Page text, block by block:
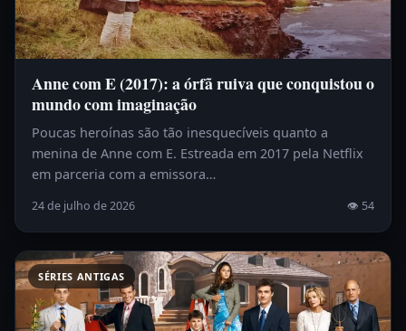
Anne com E (2017): a órfã ruiva que conquistou o
mundo com imaginação
Poucas heroínas são tão inesquecíveis quanto a
menina de Anne com E. Estreada em 2017 pela Netflix
em parceria com a emissora…
24 de julho de 2026 👁 54
SÉRIES ANTIGAS